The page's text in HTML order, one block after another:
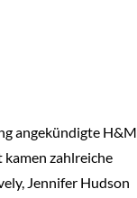
angekündigte H&M
zahlreiche
Jennifer Hudson